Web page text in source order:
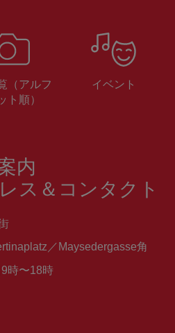
（アルフ
ト順）
イベント
内
ス＆コンタクト
／Maysedergasse角
時〜18時